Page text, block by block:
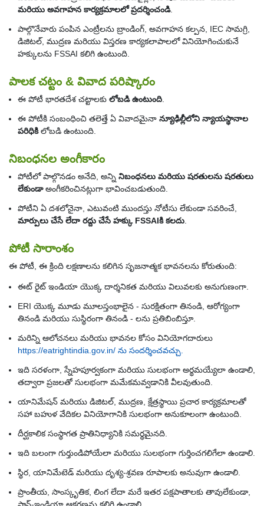
మరియు అవగాహన కార్యక్రమాలలో ప్రదర్శించండి.
పాల్గొనేవారు పంపిన ఎంట్రీలను బ్రాండింగ్, అవగాహన కల్పన, IEC సామగ్రి,
డిజిటల్, ముద్రణ మరియు విస్తరణ కార్యకలాపాలలో వినియోగించుకునే
హక్కులను FSSAI కలిగి ఉంటుంది.
పాలక చట్టం & వివాద పరిష్కారం
ఈ పోటీ భారతదేశ చట్టాలకు లోబడి ఉంటుంది.
ఈ పోటీకి సంబంధించి తలెత్తే ఏ వివాదమైనా న్యూఢిల్లీలోని న్యాయస్థానాల
పరిధికిలోబడి ఉంటుంది.
నిబంధనల అంగీకారం
పోటీలో పాల్గొనడం అనేది, అన్ని నిబంధనలు మరియు షరతులను షరతులు
లేకుండాఅంగీకరించినట్లుగా భావించబడుతుంది.
పోటీని ఏ దశలోనైనా, ఎటువంటి ముందస్తు నోటీసు లేకుండా సవరించే,
మార్పులు చేసే లేదా రద్దు చేసే హక్కు FSSAIకి కలదు.
పోటీ సారాంశం
ఈ పోటీ, ఈ క్రింది లక్షణాలను కలిగిన సృజనాత్మక భావనలను కోరుతుంది:
ఈట్ రైట్ ఇండియా యొక్క దార్శనికత మరియు విలువలకు అనుగుణంగా.
ERI యొక్క మూడు మూలస్తంభాలైన - సురక్షితంగా తినండి, ఆరోగ్యంగా
తినండి మరియు సుస్థిరంగా తినండి - లను ప్రతిబింబిస్తూ.
మరిన్ని ఆలోచనలు మరియు భావనల కోసం వినియోగదారులు
https://eatrightindia.gov.in/ ను సందర్శించవచ్చు.
ఇది సరళంగా, స్నేహపూర్వకంగా మరియు సులభంగా అర్థమయ్యేలా ఉండాలి,
తద్వారా ప్రజలతో సులభంగా మమేకమవ్వడానికి వీలవుతుంది.
యానిమేషన్ మరియు డిజిటల్, ముద్రణ, క్షేత్రస్థాయి ప్రచార కార్యక్రమాలతో
సహా బహుళ వేదికల వినియోగానికి సులభంగా అనుకూలంగా ఉంటుంది.
దీర్ఘకాలిక సంస్థాగత ప్రాతినిధ్యానికి సమర్థమైనది.
ఇది బలంగా గుర్తుండిపోయేలా మరియు సులభంగా గుర్తించగలిగేలా ఉండాలి.
స్థిర, యానిమేటెడ్ మరియు దృశ్య-శ్రవణ రూపాలకు అనువుగా ఉండాలి.
ప్రాంతీయ, సాంస్కృతిక, లింగ లేదా మరే ఇతర పక్షపాతాలకు తావులేకుండా,